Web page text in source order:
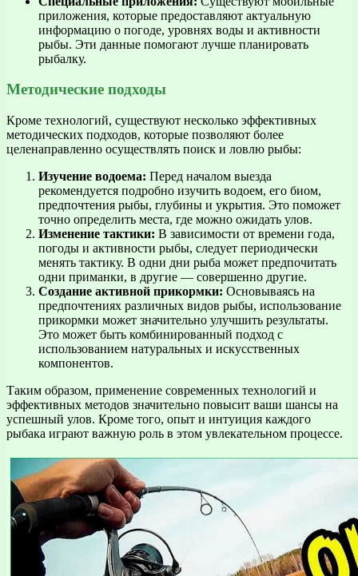
приложения, которые предоставляют актуальную
информацию о погоде, уровнях воды и активности
рыбы. Эти данные помогают лучше планировать
рыбалку.
Методические подходы
Кроме технологий, существуют несколько эффективных
методических подходов, которые позволяют более
целенаправленно осуществлять поиск и ловлю рыбы:
Изучение водоема: Перед началом выезда
рекомендуется подробно изучить водоем, его биом,
предпочтения рыбы, глубины и укрытия. Это поможет
точно определить места, где можно ожидать улов.
Изменение тактики: В зависимости от времени года,
погоды и активности рыбы, следует периодически
менять тактику. В одни дни рыба может предпочитать
одни приманки, в другие — совершенно другие.
Создание активной прикормки: Основываясь на
предпочтениях различных видов рыбы, использование
прикормки может значительно улучшить результаты.
Это может быть комбинированный подход с
использованием натуральных и искусственных
компонентов.
Таким образом, применение современных технологий и
эффективных методов значительно повысит ваши шансы на
успешный улов. Кроме того, опыт и интуиция каждого
рыбака играют важную роль в этом увлекательном процессе.